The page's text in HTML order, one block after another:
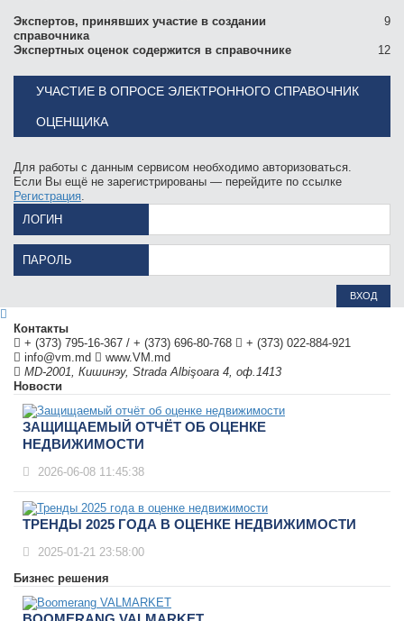
Экспертов, принявших участие в создании
справочника
9
Экспертных оценок содержится в справочнике 12
УЧАСТИЕ В ОПРОСЕ ЭЛЕКТРОННОГО СПРАВОЧНИК
ОЦЕНЩИКА
Для работы с данным сервисом необходимо авторизоваться.
Если Вы ещё не зарегистрированы — перейдите по ссылке
Регистрация.
ЛОГИН
ПАРОЛЬ
ВХОД
Контакты
+ (373) 795-16-367 / + (373) 696-80-768
+ (373) 022-884-921
info@vm.md
www.VM.md
MD-2001, Кишинэу, Strada Albişoara 4, оф.1413
Новости
ЗАЩИЩАЕМЫЙ ОТЧЁТ ОБ ОЦЕНКЕ
НЕДВИЖИМОСТИ
2026-06-08 11:45:38
ТРЕНДЫ 2025 ГОДА В ОЦЕНКЕ НЕДВИЖИМОСТИ
2025-01-21 23:58:00
Бизнес решения